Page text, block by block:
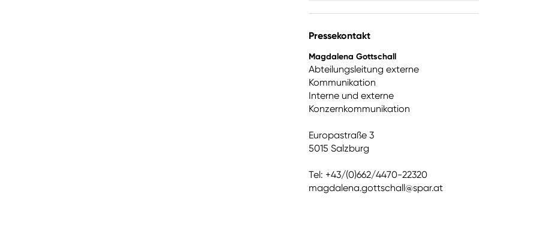
Pressekontakt
Magdalena Gottschall
Abteilungsleitung externe
Kommunikation
Interne und externe
Konzernkommunikation
Europastraße 3
5015 Salzburg
Tel: +43/(0)662/4470-22320
magdalena.gottschall@spar.at